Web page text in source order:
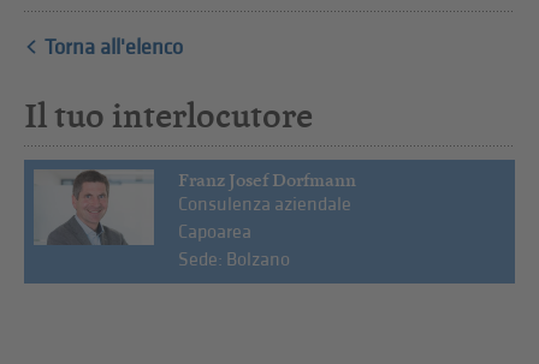
Torna all'elenco
Il tuo interlocutore
Franz Josef Dorfmann
Consulenza aziendale
Capoarea
Sede: Bolzano